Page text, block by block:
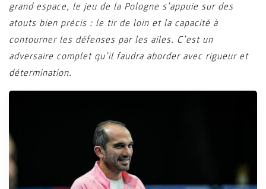
grand espace, le jeu de la Pologne s’appuie sur des
atouts bien précis : le tir de loin et la capacité à
contourner les défenses par les ailes. C’est un
adversaire complet qu’il faudra aborder avec rigueur et
détermination.